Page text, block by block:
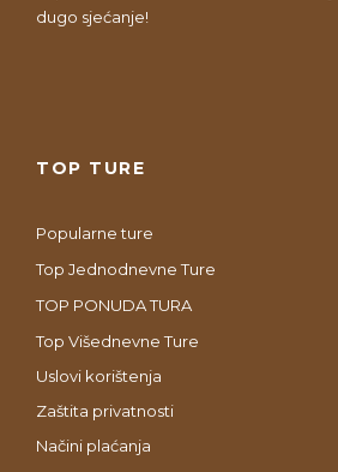
dugo sjećanje!
TOP TURE
Popularne ture
Top Jednodnevne Ture
TOP PONUDA TURA
Top Višednevne Ture
Uslovi korištenja
Zaštita privatnosti
Načini plaćanja